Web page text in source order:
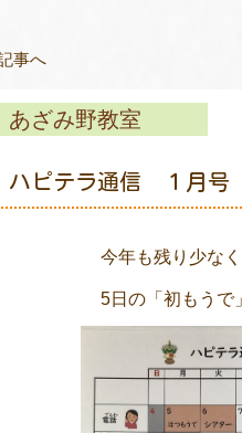
事へ
あざみ野教室
ハピテラ通信 １月
今年も残り少な
5日の「初もうで